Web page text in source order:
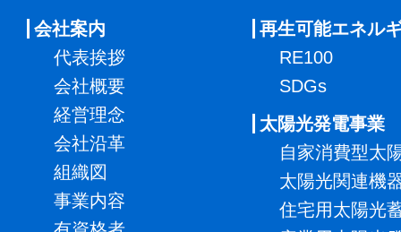
会社案内
代表挨拶
会社概要
経営理念
会社沿革
組織図
事業内容
再生可能エネル
RE100
SDGs
太陽光発電事業
自家消費型太
太陽光関連機
住宅用太陽光